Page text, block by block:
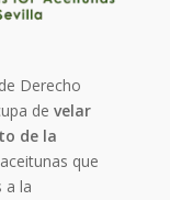
Derecho
develar
de la
que
a la